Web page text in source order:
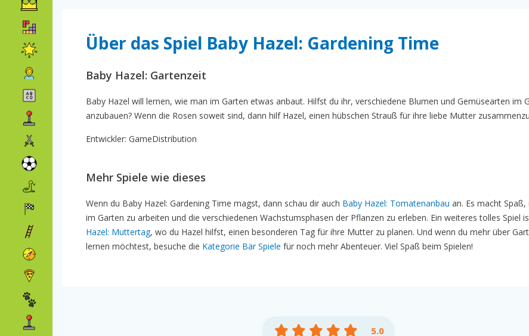
Über das Spiel Baby Hazel: Gardening Time
Baby Hazel: Gartenzeit
Baby Hazel will lernen, wie man im Garten etwas anbaut. Hilfst du ihr, verschiedene Blumen und Gemüsearten im
anzubauen? Wenn die Rosen soweit sind, dann hilf Hazel, einen hübschen Strauß für ihre liebe Mutter
Entwickler: GameDistribution
Mehr Spiele wie dieses
Wenn du Baby Hazel: Gardening Time magst, dann schau dir auch Baby Hazel: Tomatenanbau an. Es macht Spaß,
im Garten zu arbeiten und die verschiedenen Wachstumsphasen der Pflanzen zu erleben. Ein weiteres tolles Spiel
Hazel: Muttertag, wo du Hazel hilfst, einen besonderen Tag für ihre Mutter zu planen. Und wenn du mehr über
lernen möchtest, besuche die Kategorie Bär Spiele für noch mehr Abenteuer. Viel Spaß beim Spielen!
5.0